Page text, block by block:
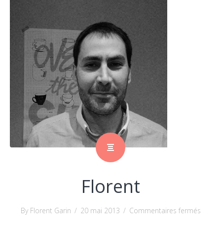
Florent
By Florent Garin / 20 mai 2013 / Commentaires ferméssur